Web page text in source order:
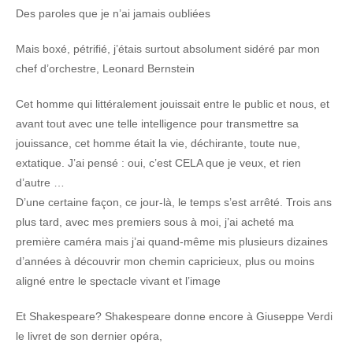
Des paroles que je n’ai jamais oubliées
Mais boxé, pétrifié, j’étais surtout absolument sidéré par mon
chef d’orchestre, Leonard Bernstein
Cet homme qui littéralement jouissait entre le public et nous, et
avant tout avec une telle intelligence pour transmettre sa
jouissance, cet homme était la vie, déchirante, toute nue,
extatique. J’ai pensé : oui, c’est CELA que je veux, et rien
d’autre …
D’une certaine façon, ce jour-là, le temps s’est arrêté. Trois ans
plus tard, avec mes premiers sous à moi, j’ai acheté ma
première caméra mais j’ai quand-même mis plusieurs dizaines
d’années à découvrir mon chemin capricieux, plus ou moins
aligné entre le spectacle vivant et l’image
Et Shakespeare? Shakespeare donne encore à Giuseppe Verdi
le livret de son dernier opéra,